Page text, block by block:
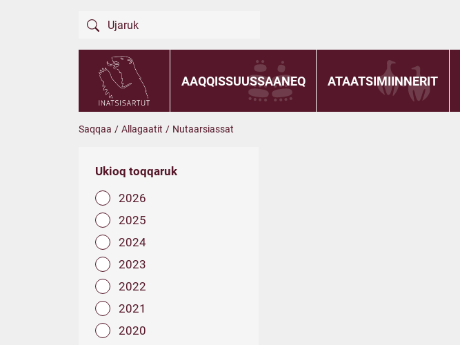
AAQQISSUUSSAANEQ ATAATSIMIINNERIT
Saqqaa / Allagaatit / Nutaarsiassat
Ukioq toqqaruk
2026
2025
2024
2023
2022
2021
2020